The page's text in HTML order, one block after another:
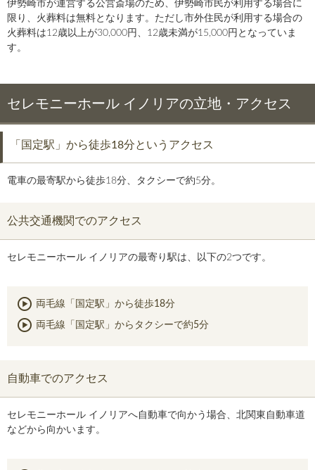
伊勢崎市が運営する公営斎場のため、伊勢崎市民が利用する場合に
限り、火葬料は無料となります。ただし市外住民が利用する場合の
火葬料は12歳以上が30,000円、12歳未満が15,000円となっていま
す。
セレモニーホール イノリアの立地・アクセス
「国定駅」から徒歩18分というアクセス
電車の最寄駅から徒歩18分、タクシーで約5分。
公共交通機関でのアクセス
セレモニーホール イノリアの最寄り駅は、以下の2つです。
両毛線「国定駅」から徒歩18分
両毛線「国定駅」からタクシーで約5分
自動車でのアクセス
セレモニーホール イノリアへ自動車で向かう場合、北関東自動車道
などから向かいます。